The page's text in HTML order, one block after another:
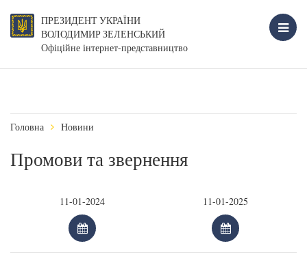
ПРЕЗИДЕНТ УКРАЇНИ
ВОЛОДИМИР ЗЕЛЕНСЬКИЙ
Офіційне інтернет-представництво
Головна Новини
Промови та звернення